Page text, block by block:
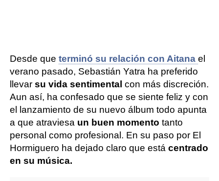
Desde que terminó su relación con Aitana el
verano pasado, Sebastián Yatra ha preferido
llevar su vida sentimental con más discreción.
Aun así, ha confesado que se siente feliz y con
el lanzamiento de su nuevo álbum todo apunta
a que atraviesa un buen momento tanto
personal como profesional. En su paso por El
Hormiguero ha dejado claro que está centrado
en su música.